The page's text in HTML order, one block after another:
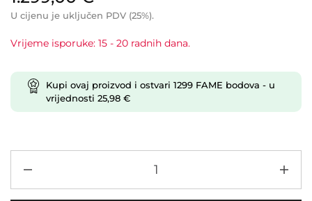
U cijenu je uključen PDV (25%).
Vrijeme isporuke: 15 - 20 radnih dana.
Kupi ovaj proizvod i ostvari 1299 FAME bodova - u
vrijednosti 25,98 €